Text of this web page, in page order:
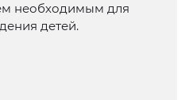
необходимым для
детей.